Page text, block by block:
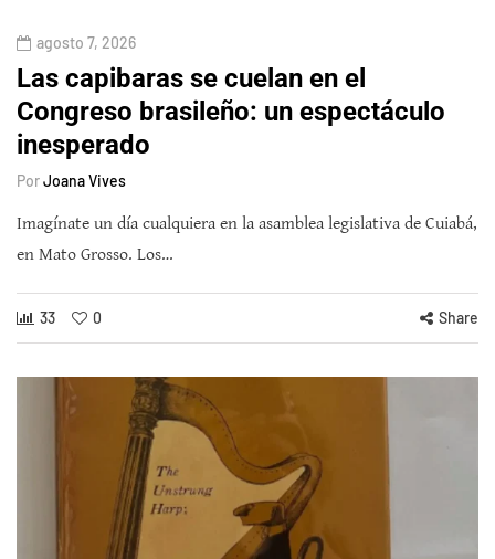
agosto 7, 2026
Las capibaras se cuelan en el
Congreso brasileño: un espectáculo
inesperado
PorJoana Vives
Imagínate un día cualquiera en la asamblea legislativa de Cuiabá,
en Mato Grosso. Los…
33 0 Share